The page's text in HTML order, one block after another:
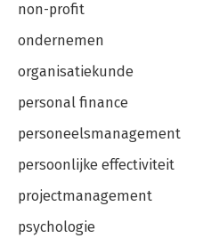
non-profit
ondernemen
organisatiekunde
personal finance
personeelsmanagement
persoonlijke effectiviteit
projectmanagement
psychologie